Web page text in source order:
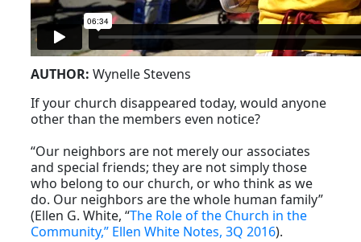
AUTHOR:Wynelle Stevens
If your church disappeared today, would anyone
other than the members even notice?
“Our neighbors are not merely our associates
and special friends; they are not simply those
who belong to our church, or who think as we
do. Our neighbors are the whole human family”
(Ellen G. White, “The Role of the Church in the
Community,” Ellen White Notes, 3Q 2016).